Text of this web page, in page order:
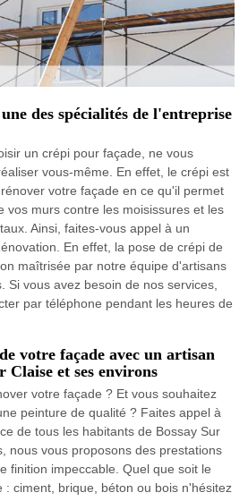
des spécialités de l'entreprise
un crépi pour façade, ne vous
vous-même. En effet, le crépi est
votre façade en ce qu'il permet
vos murs contre les moisissures et les
Ainsi, faites-vous appel à un
En effet, la pose de crépi de
maîtrisée par notre équipe d'artisans
Si vous avez besoin de nos services,
par téléphone pendant les heures de
votre façade avec un artisan
Claise et ses environs
votre façade ? Et vous souhaitez
peinture de qualité ? Faites appel à
de tous les habitants de Bossay Sur
nous vous proposons des prestations
finition impeccable. Quel que soit le
: ciment, brique, béton ou bois n'hésitez